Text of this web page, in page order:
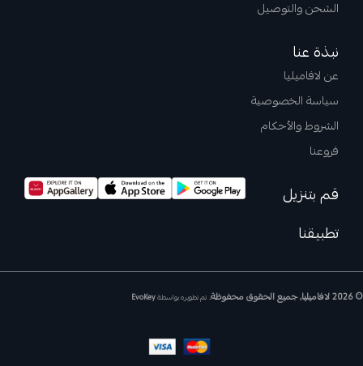
الشحن والتوصيل
نبذة عنا
عن لافاميليا
سياسة الخصوصية
الشروط والأحكام
فروعنا
قم بتنزيل
تطبيقنا
© 2026 لافاميليا, جميع الحقوق محفوظة. تم تطويره بواسطةEvoKey